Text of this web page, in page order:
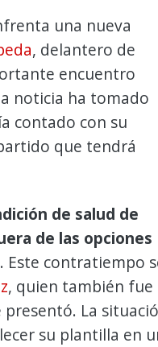
una nueva
, delantero de
encuentro
noticia ha tomado
contado con su
que tendrá
de salud de
de las opciones
. Este contratiempo
, quien también fue
La
su plantilla en